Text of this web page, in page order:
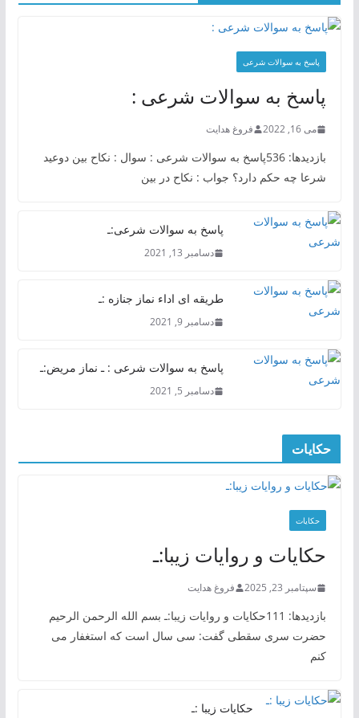
پاسخ به سوالات شرعی
پاسخ به سوالات شرعی :
می 16, 2022 فروغ هدایت
بازدیدها: 536پاسخ به سوالات شرعی : سوال : نکاح بین دوعید
شرعا چه حکم دارد؟ جواب : نکاح در بین
پاسخ به سوالات شرعی:ـ
دسامبر 13, 2021
طریقه ای اداء نماز جنازه :ـ
دسامبر 9, 2021
پاسخ به سوالات شرعی : ـ نماز مریض:ـ
دسامبر 5, 2021
حکایات
حکایات
حکایات و روایات زیبا:ـ
سپتامبر 23, 2025 فروغ هدایت
بازدیدها: 111حکایات و روایات زیبا:ـ بسم الله الرحمن الرحیم
حضرت سری سقطی گفت: سی سال است که استغفار می
کنم
حکایات زیبا :ـ